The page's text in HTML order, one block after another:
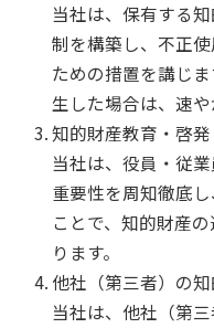
当社は、保有する
制を構築し、不正
ための措置を講じ
生した場合は、速や
知的財産教育・啓発
当社は、役員・従
重要性を周知徹底
ことで、知的財産
ります。
他社（第三者）の
当社は、他社（第